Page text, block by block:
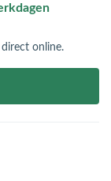
online.